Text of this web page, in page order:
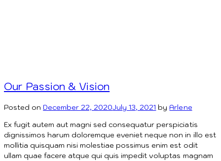
Our Passion & Vision
Posted onDecember 22, 2020July 13, 2021 byArlene
Ex fugit autem aut magni sed consequatur perspiciatis
dignissimos harum doloremque eveniet neque non in illo est
mollitia quisquam nisi molestiae possimus enim est odit
ullam quae facere atque qui quis impedit voluptas magnam